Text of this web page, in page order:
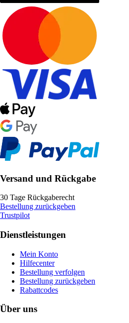
Versand und Rückgabe
30 Tage Rückgaberecht
Bestellung zurückgeben
Trustpilot
Dienstleistungen
Mein Konto
Hilfecenter
Bestellung verfolgen
Bestellung zurückgeben
Rabattcodes
Über uns